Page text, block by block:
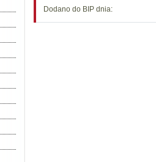
Dodano do BIP dnia: